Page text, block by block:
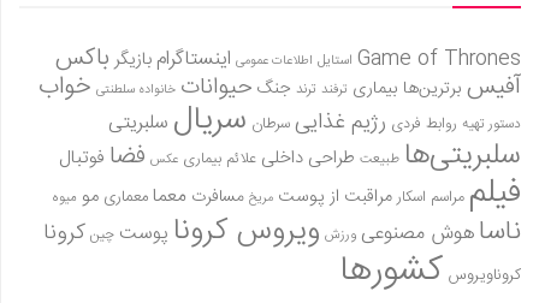
Game of Thrones استایل اطلاعات عمومی اینستاگرام بازیگر باکس
آفیس برترین‌ها بیماری ترفند ترند جنگ حیوانات خانواده سلطنتی خواب
دستور تهیه روابط فردی رژیم غذاییسرطان سریال سلبریتی
سلبریتی‌ها طبیعت طراحی داخلی علائم بیماری عکس فضا فوتبال
فیلم مراسم اسکارمراقبت از پوست مریخ مسافرت معمامعماری مو میوه
ناساهوش مصنوعی ورزش ویروس کرونا پوست چین کرونا
کروناویروس کشورها